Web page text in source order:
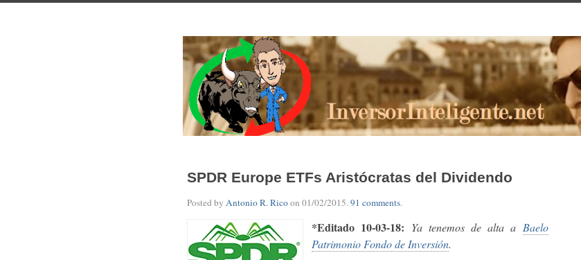
SPDR Europe ETFs Aristócratas del Dividendo
Posted by Antonio R. Ricoon 01/02/2015.91 comments.
*Editado 10-03-18: Ya tenemos de alta a Baelo
Patrimonio Fondo de Inversión.